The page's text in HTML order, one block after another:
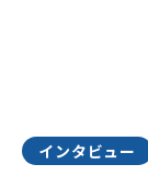
インタビュー